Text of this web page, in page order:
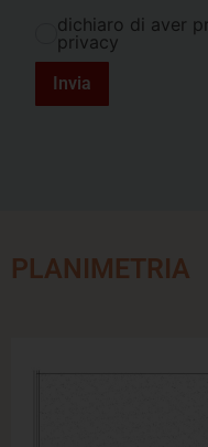
dichiaro di aver
privacy
Invia
PLANIMETRIA